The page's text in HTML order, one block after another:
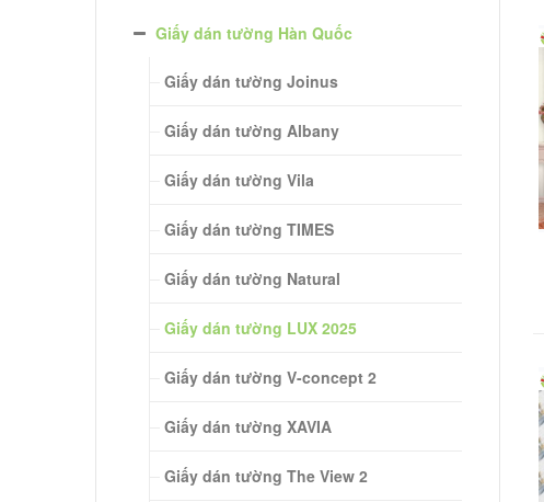
Giấy dán tường Hàn Quốc
Giấy dán tường Joinus
Giấy dán tường Albany
Giấy dán tường Vila
Giấy dán tường TIMES
Giấy dán tường Natural
Giấy dán tường LUX 2025
Giấy dán tường V-concept 2
Giấy dán tường XAVIA
Giấy dán tường The View 2